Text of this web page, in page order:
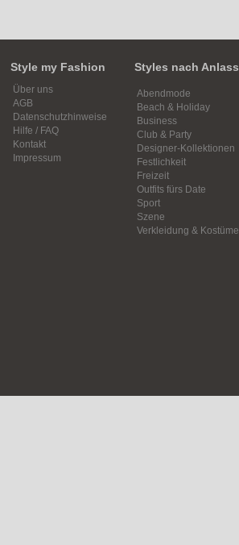
Style my Fashion
Über uns
AGB
Datenschutzhinweise
Hilfe / FAQ
Kontakt
Impressum
Styles nach Anlass
Abendmode
Beach & Holiday
Business
Club & Party
Designer-Kollektionen
Festlichkeit
Freizeit
Outfits fürs Date
Sport
Szene
Verkleidung & Kostüme